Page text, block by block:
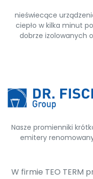
nieświecące
ciepło w kilka minut
dobrze izolowanych
Nasze promienniki
emitery
W firmie TEO TERM